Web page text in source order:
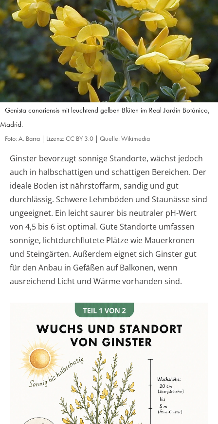
Genista canariensis mit leuchtend gelben Blüten im Real Jardín Botánico,
Madrid.
Foto: A. Barra | Lizenz: CC BY 3.0 | Quelle: Wikimedia
Ginster bevorzugt sonnige Standorte, wächst jedoch
auch in halbschattigen und schattigen Bereichen. Der
ideale Boden ist nährstoffarm, sandig und gut
durchlässig. Schwere Lehmböden und Staunässe sind
ungeeignet. Ein leicht saurer bis neutraler pH-Wert
von 4,5 bis 6 ist optimal. Gute Standorte umfassen
sonnige, lichtdurchflutete Plätze wie Mauerkronen
und Steingärten. Außerdem eignet sich Ginster gut
für den Anbau in Gefäßen auf Balkonen, wenn
ausreichend Licht und Wärme vorhanden sind.